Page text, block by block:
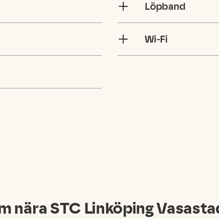
Löpband
Wi-Fi
nära STC Linköping